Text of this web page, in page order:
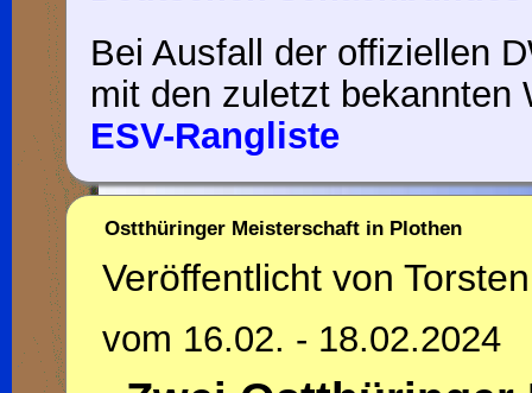
Bei Ausfall der offiziellen
mit den zuletzt bekannten
ESV-Rangliste
Ostthüringer Meisterschaft in Plothen
Veröffentlicht von Torsten
vom 16.02. - 18.02.2024